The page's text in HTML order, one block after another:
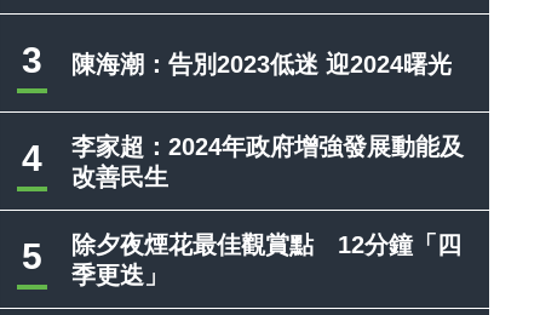
3 陳海潮：告別2023低迷 迎2024曙光
4
李家超：2024年政府增強發展動能及
改善民生
5
除夕夜煙花最佳觀賞點 12分鐘「四
季更迭」